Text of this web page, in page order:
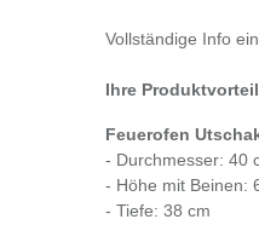
Vollständige Info
Ihre
Feuerofen
- Durchmesser: 40
- Höhe mit Beinen:
- Tiefe: 38 cm